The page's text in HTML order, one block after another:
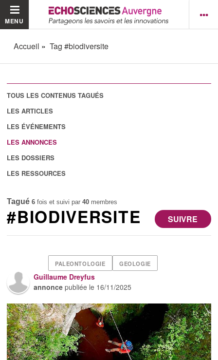
MENU
Accueil Tag #biodiversite
TOUS LES CONTENUS TAGUÉS
LES ARTICLES
LES ÉVÉNEMENTS
LES ANNONCES
LES DOSSIERS
LES RESSOURCES
Tagué 6 fois et suivi par40 membres
SUIVRE
#BIODIVERSITE
PALEONTOLOGIE GEOLOGIE
Guillaume Dreyfus
annonce publiée le 16/11/2025